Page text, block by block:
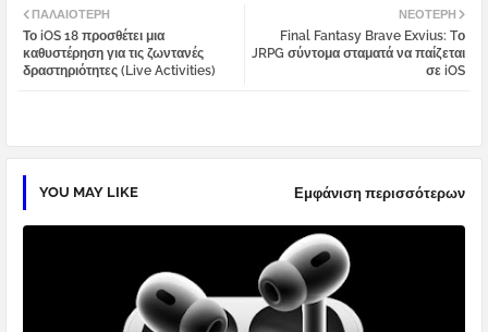
atsa
ΝΕΌΤΕΡΗ
Final Fantasy Brave Exvius: Tο
JRPG σύντομα σταματά να παίζεται
σε iOS
ΠΑΛΑΙΌΤΕΡΗ
Το iOS 18 προσθέτει μια
καθυστέρηση για τις ζωντανές
δραστηριότητες (Live Activities)
YOU MAY LIKE Εμφάνιση περισσότερων